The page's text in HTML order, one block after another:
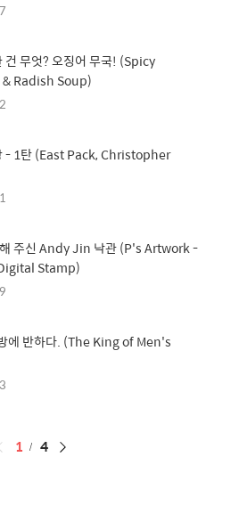
건 무엇? 오징어 무국! (Spicy
Radish Soup)
Christopher
주신 Andy Jin 낙관 (P's Artwork -
Stamp)
에 반하다. (The King of Men's
페
1 4